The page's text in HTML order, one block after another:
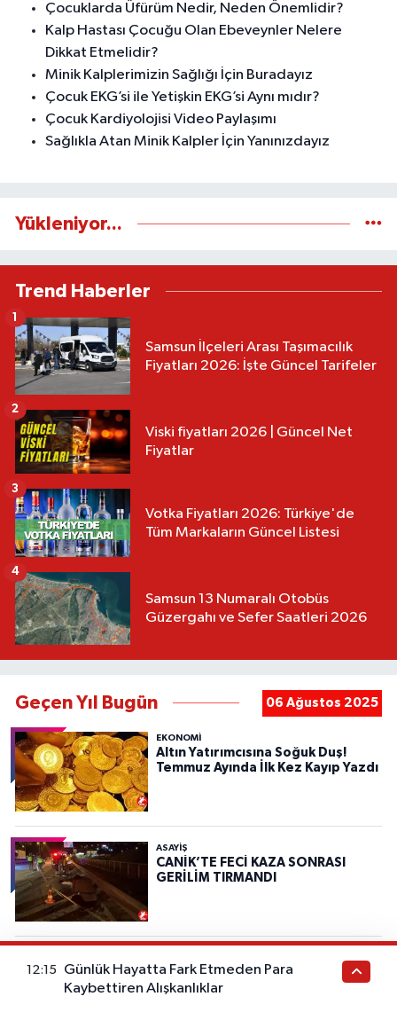
Çocuklarda Üfürüm Nedir, Neden Önemlidir?
Kalp Hastası Çocuğu Olan Ebeveynler Nelere
Dikkat Etmelidir?
Minik Kalplerimizin Sağlığı İçin Buradayız
Çocuk EKG’si ile Yetişkin EKG’si Aynı mıdır?
Çocuk Kardiyolojisi Video Paylaşımı
Sağlıkla Atan Minik Kalpler İçin Yanınızdayız
Yükleniyor...
Trend Haberler
Samsun İlçeleri Arası Taşımacılık
Fiyatları 2026: İşte Güncel Tarifeler
1
Viski fiyatları 2026 | Güncel Net
Fiyatlar
2
Votka Fiyatları 2026: Türkiye'de
Tüm Markaların Güncel Listesi
3
Samsun 13 Numaralı Otobüs
Güzergahı ve Sefer Saatleri 2026
4
Geçen Yıl Bugün 06 Ağustos 2025
EKONOMİ
Altın Yatırımcısına Soğuk Duş!
Temmuz Ayında İlk Kez Kayıp Yazdı
ASAYIŞ
CANİK’TE FECİ KAZA SONRASI
GERİLİM TIRMANDI
Samsun'da İki Muhtar ve Üç
Şüpheli Alkollü Eğlencede
12:15
Günlük Hayatta Fark Etmeden Para
Kaybettiren Alışkanlıklar